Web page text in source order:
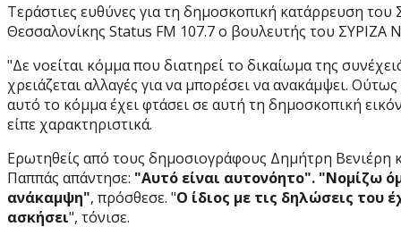
Τεράστιες ευθύνες για τη δημοσκοπική κατάρρευση
Θεσσαλονίκης Status FM 107.7 o βουλευτής του ΣΥΡΙΖΑ
"Δε νοείται κόμμα που διατηρεί το δικαίωμα της
χρειάζεται αλλαγές για να μπορέσει να ανακάμψει.
αυτό το κόμμα έχει φτάσει σε αυτή τη δημοσκοπική
είπε χαρακτηριστικά.
Ερωτηθείς από τους δημοσιογράφους Δημήτρη Βενιέρη
Παππάς απάντησε: "Αυτό είναι αυτονόητο". "Νομίζω
ανάκαμψη", πρόσθεσε. "Ο ίδιος με τις δηλώσεις του
ασκήσει", τόνισε.